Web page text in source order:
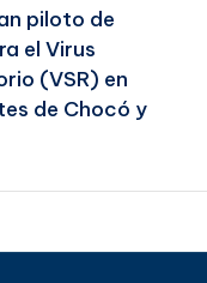
piloto de
el Virus
(VSR) en
de Chocó y